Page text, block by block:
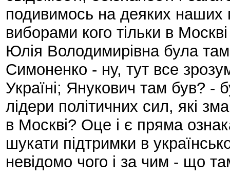
подивимось на деяких наших
виборами кого тільки в
Юлія Володимирівна була
Симоненко - ну, тут все
Україні; Янукович там був?
лідери політичних сил, які
в Москві? Оце і є пряма
шукати підтримки в
невідомо чого і за чим - що